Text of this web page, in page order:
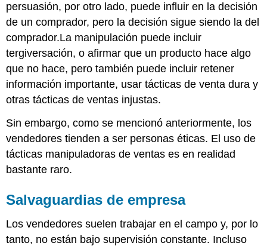
persuasión, por otro lado, puede influir en la decisión
de un comprador, pero la decisión sigue siendo la del
comprador.La manipulación puede incluir
tergiversación, o afirmar que un producto hace algo
que no hace, pero también puede incluir retener
información importante, usar tácticas de venta dura y
otras tácticas de ventas injustas.
Sin embargo, como se mencionó anteriormente, los
vendedores tienden a ser personas éticas. El uso de
tácticas manipuladoras de ventas es en realidad
bastante raro.
Salvaguardias de empresa
Los vendedores suelen trabajar en el campo y, por lo
tanto, no están bajo supervisión constante. Incluso